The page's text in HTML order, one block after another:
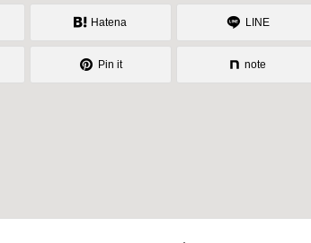
Hatena LINE
Pin it note